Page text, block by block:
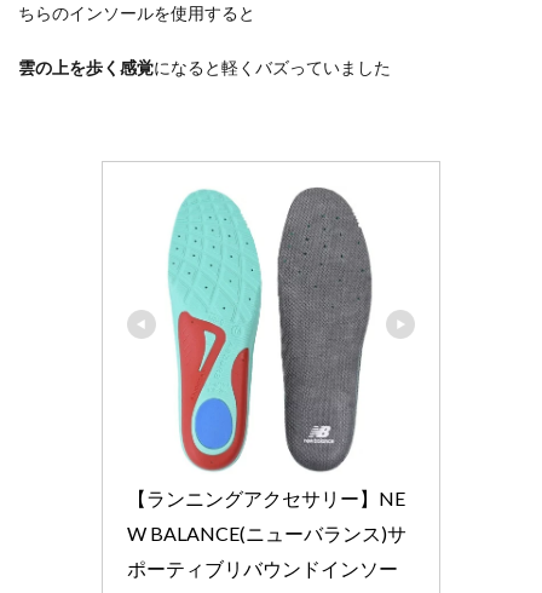
ちらのインソールを使用すると
雲の上を歩く感覚になると軽くバズっていました
【ランニングアクセサリー】NE
W BALANCE(ニューバランス)サ
ポーティブリバウンドインソー